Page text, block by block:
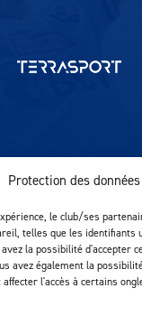
Protection des données
le club/ses
telles que les identifiants
la possibilité d'accepter
avez également la
l'accès à certains